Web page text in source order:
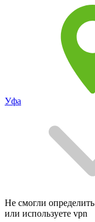
Уфа
Не смогли
или используете vpn